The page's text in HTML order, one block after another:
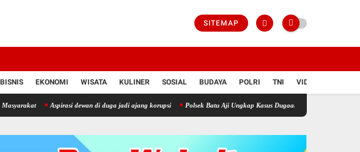
SITEMAP
BISNIS EKONOMI WISATA KULINER SOSIAL BUDAYA POLRI TNI VIDIO
Aspirasi dewan di duga jadi ajang korupsi Polsek Batu Aji Ungkap Kasus Dugaan Penggelapan Dalam Jabatan di